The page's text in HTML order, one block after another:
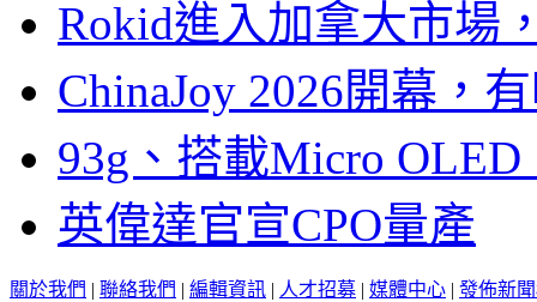
Rokid進入加拿大市場
ChinaJoy 2026開幕，
93g、搭載Micro
英偉達官宣CPO量產
關於我們 | 聯絡我們 | 編輯資訊 | 人才招募 | 媒體中心 | 發佈新